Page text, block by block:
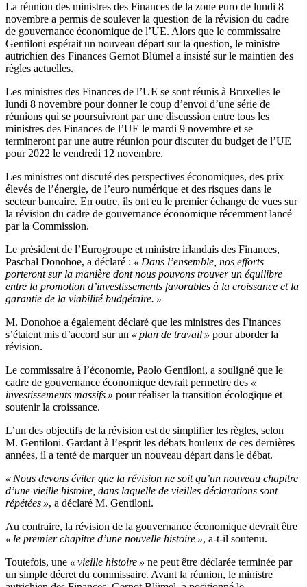
La réunion des ministres des Finances de la zone euro de lundi 8
novembre a permis de soulever la question de la révision du cadre
de gouvernance économique de l’UE. Alors que le commissaire
Gentiloni espérait un nouveau départ sur la question, le ministre
autrichien des Finances Gernot Blümel a insisté sur le maintien des
règles actuelles.
Les ministres des Finances de l’UE se sont réunis à Bruxelles le
lundi 8 novembre pour donner le coup d’envoi d’une série de
réunions qui se poursuivront par une discussion entre tous les
ministres des Finances de l’UE le mardi 9 novembre et se
termineront par une autre réunion pour discuter du budget de l’UE
pour 2022 le vendredi 12 novembre.
Les ministres ont discuté des perspectives économiques, des prix
élevés de l’énergie, de l’euro numérique et des risques dans le
secteur bancaire. En outre, ils ont eu le premier échange de vues sur
la révision du cadre de gouvernance économique récemment lancé
par la Commission.
Le président de l’Eurogroupe et ministre irlandais des Finances,
Paschal Donohoe, a déclaré : « Dans l’ensemble, nos efforts
porteront sur la manière dont nous pouvons trouver un équilibre
entre la promotion d’investissements favorables à la croissance et la
garantie de la viabilité budgétaire. »
M. Donohoe a également déclaré que les ministres des Finances
s’étaient mis d’accord sur un « plan de travail » pour aborder la
révision.
Le commissaire à l’économie, Paolo Gentiloni, a souligné que le
cadre de gouvernance économique devrait permettre des «
investissements massifs » pour réaliser la transition écologique et
soutenir la croissance.
L’un des objectifs de la révision est de simplifier les règles, selon
M. Gentiloni. Gardant à l’esprit les débats houleux de ces dernières
années, il a tenté de marquer un nouveau départ dans le débat.
« Nous devons éviter que la révision ne soit qu’un nouveau chapitre
d’une vieille histoire, dans laquelle de vieilles déclarations sont
répétées », a déclaré M. Gentiloni.
Au contraire, la révision de la gouvernance économique devrait être
« le premier chapitre d’une nouvelle histoire », a-t-il soutenu.
Toutefois, une « vieille histoire » ne peut être déclarée terminée par
un simple décret du commissaire. Avant la réunion, le ministre